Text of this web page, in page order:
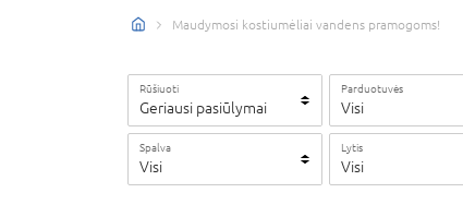
Maudymosi kostiumėliai vandens pramogoms!
Rūšiuoti
Geriausi pasiūlymai
Parduotuvės
Visi
Spalva
Visi
Lytis
Visi